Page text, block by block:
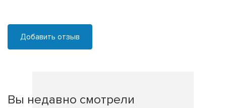
Добавить отзыв
Вы недавно смотрели